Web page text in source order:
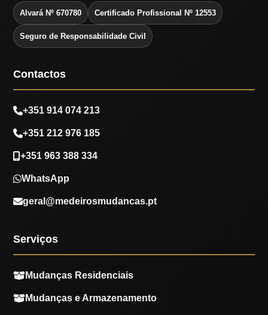
Alvará Nº 670780 Certificado Profissional Nº 12553
Seguro de Responsabilidade Civil
Contactos
+351 914 074 213
+351 212 976 185
+351 963 388 334
WhatsApp
geral@medeirosmudancas.pt
Serviços
Mudanças Residenciais
Mudanças e Armazenamento